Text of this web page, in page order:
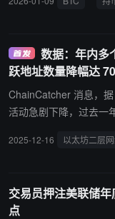
的情况，之后价格才达
数据：年内多
跃地址数量降幅达
ChainCatcher 消息，
活动急剧下降，过去一
坊二层网络也榜上有名。 报道还称，以太坊底层活跃地址数量
c，其交易量下降 90%
2025-12-16 以太坊二层
交易员押注美联储
点